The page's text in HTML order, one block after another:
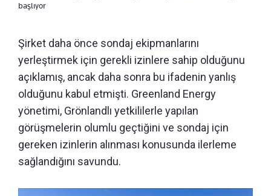
başlıyor
Şirket daha önce sondaj ekipmanlarını
yerleştirmek için gerekli izinlere sahip olduğunu
açıklamış, ancak daha sonra bu ifadenin yanlış
olduğunu kabul etmişti. Greenland Energy
yönetimi, Grönlandlı yetkililerle yapılan
görüşmelerin olumlu geçtiğini ve sondaj için
gereken izinlerin alınması konusunda ilerleme
sağlandığını savundu.